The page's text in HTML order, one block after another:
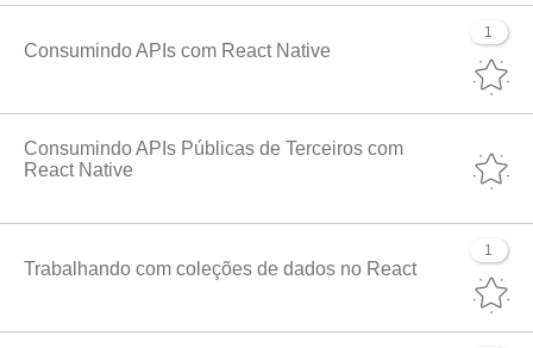
1
Consumindo APIs com React Native
Consumindo APIs Públicas de Terceiros com
React Native
1
Trabalhando com coleções de dados no React